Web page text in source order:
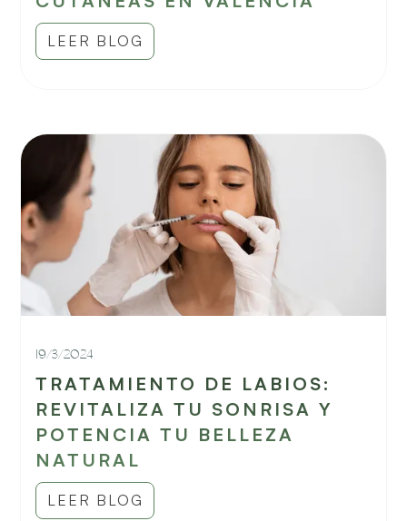
LEER BLOG
19/3/2024
TRATAMIENTO DE LABIOS:
REVITALIZA TU SONRISA Y
POTENCIA TU BELLEZA
NATURAL
LEER BLOG